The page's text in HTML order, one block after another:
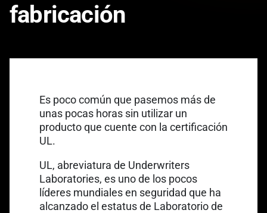
fabricación
Es poco común que pasemos más de
unas pocas horas sin utilizar un
producto que cuente con la certificación
UL.
UL, abreviatura de Underwriters
Laboratories, es uno de los pocos
líderes mundiales en seguridad que ha
alcanzado el estatus de Laboratorio de